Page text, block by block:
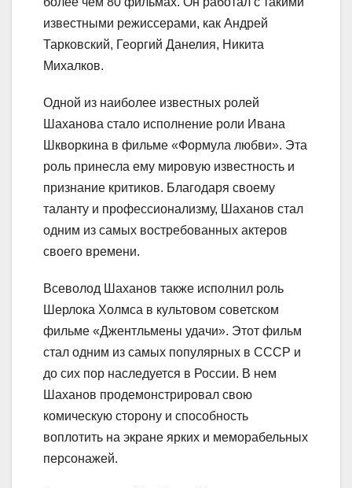
известными режиссерами, как Андрей
Тарковский, Георгий Данелия, Никита
Михалков.
Одной из наиболее известных ролей
Шаханова стало исполнение роли Ивана
Шкворкина в фильме «Формула любви». Эта
роль принесла ему мировую известность и
признание критиков. Благодаря своему
таланту и профессионализму, Шаханов стал
одним из самых востребованных актеров
своего времени.
Всеволод Шаханов также исполнил роль
Шерлока Холмса в культовом советском
фильме «Джентльмены удачи». Этот фильм
стал одним из самых популярных в СССР и
до сих пор наследуется в России. В нем
Шаханов продемонстрировал свою
комическую сторону и способность
воплотить на экране ярких и меморабельных
персонажей.